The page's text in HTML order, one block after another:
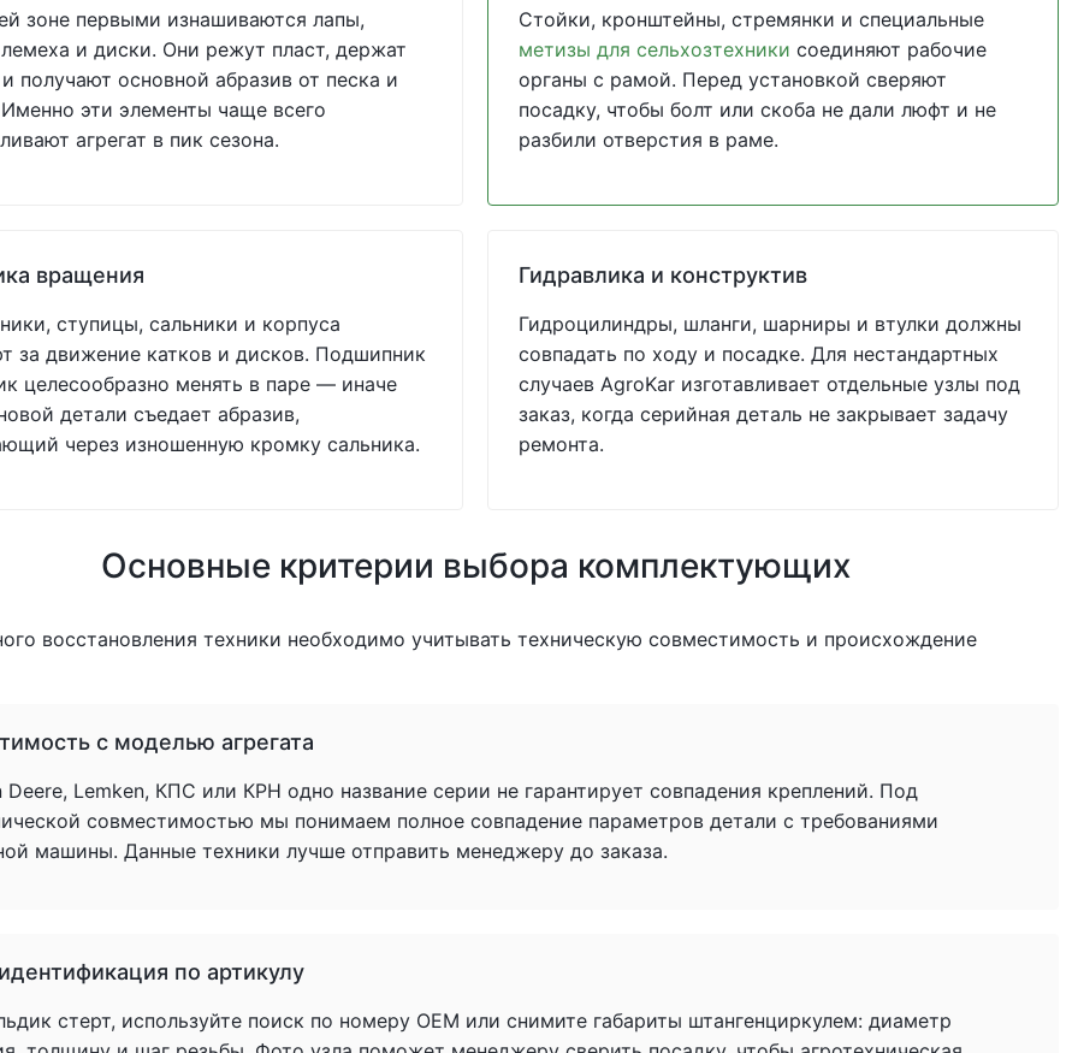
зоне первыми изнашиваются лапы,
и диски. Они режут пласт, держат
и получают основной абразив от песка и
эти элементы чаще всего
агрегат в пик сезона.
Стойки, кронштейны, стремянки и специальные
метизы для сельхозтехники соединяют рабочие
органы с рамой. Перед установкой сверяют
посадку, чтобы болт или скоба не дали люфт и не
разбили отверстия в раме.
вращения
ступицы, сальники и корпуса
за движение катков и дисков. Подшипник
целесообразно менять в паре — иначе
детали съедает абразив,
через изношенную кромку сальника.
Гидравлика и конструктив
Гидроцилиндры, шланги, шарниры и втулки должны
совпадать по ходу и посадке. Для нестандартных
случаев AgroKar изготавливает отдельные узлы под
заказ, когда серийная деталь не закрывает задачу
ремонта.
Основные критерии выбора комплектующих
восстановления техники необходимо учитывать техническую совместимость и происхождение
с моделью агрегата
Deere, Lemken, КПС или КРН одно название серии не гарантирует совпадения креплений. Под
совместимостью мы понимаем полное совпадение параметров детали с требованиями
машины. Данные техники лучше отправить менеджеру до заказа.
по артикулу
стерт, используйте поиск по номеру OEM или снимите габариты штангенциркулем: диаметр